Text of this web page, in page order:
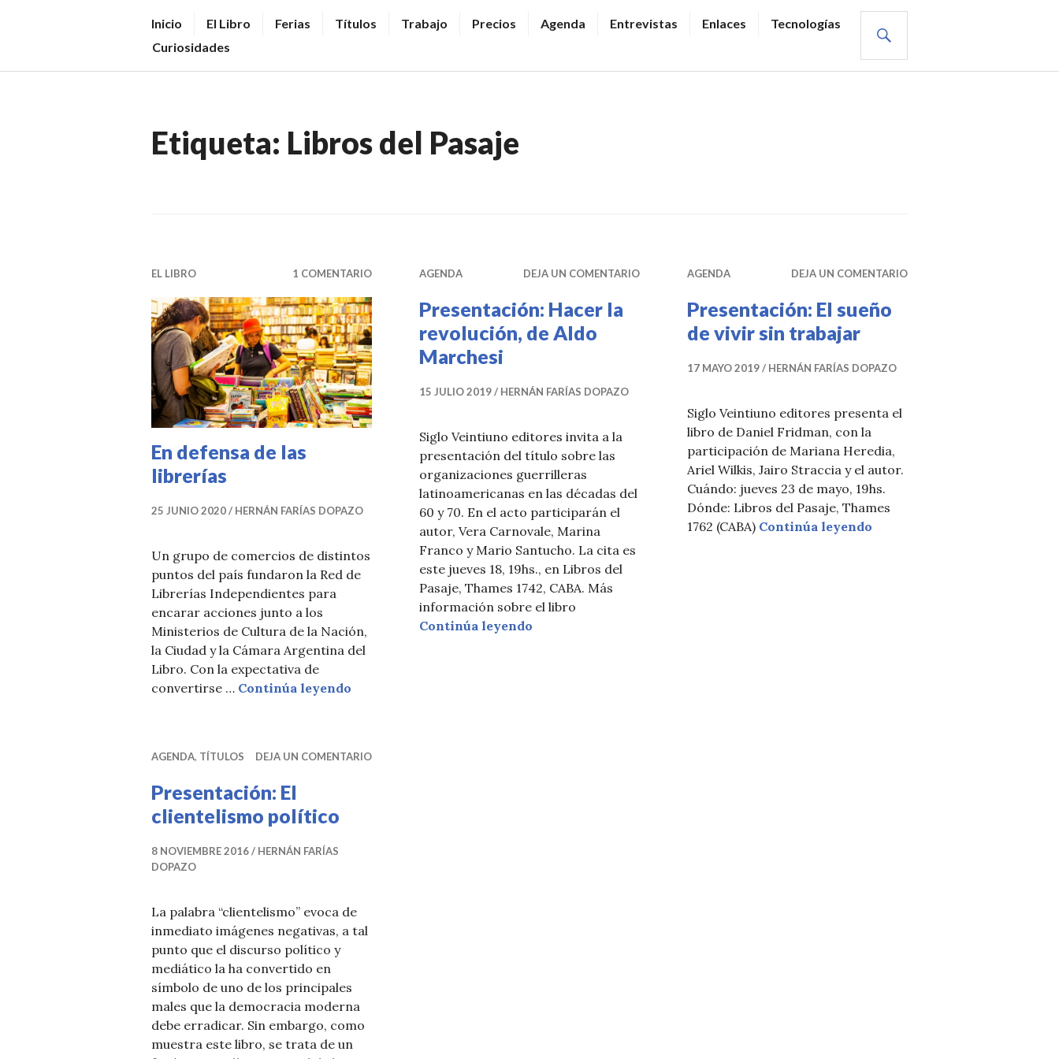
V
E
N
R
S
N
O
T
I
C
I
A
S
Inicio El Libro Ferias Títulos Trabajo Precios Agenda Entrevistas Enlaces
Tecnologías
Curiosidades
Etiqueta: Libros del Pasaje
EL LIBRO 1 COMENTARIO
En defensa de las
librerías
25 JUNIO 2020 HERNÁN FARÍAS DOPAZO
Un grupo de comercios de distintos
puntos del país fundaron la Red de
Librerías Independientes para
encarar acciones junto a los
Ministerios de Cultura de la Nación,
la Ciudad y la Cámara Argentina del
Libro. Con la expectativa de
convertirse … Continúa leyendo
AGENDA DEJA UN COMENTARIO
Presentación: Hacer la
revolución, de Aldo
Marchesi
15 JULIO 2019 HERNÁN FARÍAS DOPAZO
Siglo Veintiuno editores invita a la
presentación del título sobre las
organizaciones guerrilleras
latinoamericanas en las décadas del
60 y 70. En el acto participarán el
autor, Vera Carnovale, Marina
Franco y Mario Santucho. La cita es
este jueves 18, 19hs., en Libros del
Pasaje, Thames 1742, CABA. Más
información sobre el libro
Continúa leyendo
AGENDA DEJA UN COMENTARIO
Presentación: El sueño
de vivir sin trabajar
17 MAYO 2019 HERNÁN FARÍAS DOPAZO
Siglo Veintiuno editores presenta el
libro de Daniel Fridman, con la
participación de Mariana Heredia,
Ariel Wilkis, Jairo Straccia y el autor.
Cuándo: jueves 23 de mayo, 19hs.
Dónde: Libros del Pasaje, Thames
1762 (CABA) Continúa leyendo
AGENDA, TÍTULOS DEJA UN COMENTARIO
Presentación: El
clientelismo político
8 NOVIEMBRE 2016
HERNÁN FARÍAS
DOPAZO
La palabra “clientelismo” evoca de
inmediato imágenes negativas, a tal
punto que el discurso político y
mediático la ha convertido en
símbolo de uno de los principales
males que la democracia moderna
debe erradicar. Sin embargo, como
muestra este libro, se trata de un